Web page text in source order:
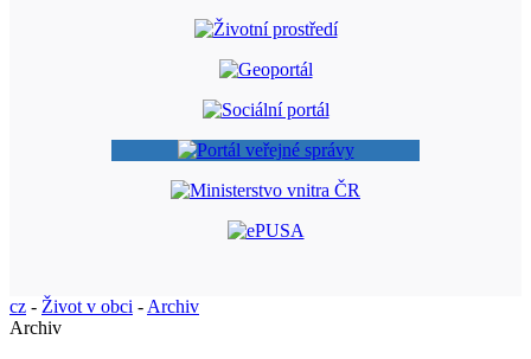
cz - Život v obci - Archiv
Archiv